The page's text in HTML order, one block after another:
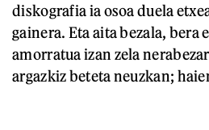
diskografia ia osoa duela
gainera. Eta aita bezala, bera
amorratua izan zela
argazkiz beteta neuzkan;